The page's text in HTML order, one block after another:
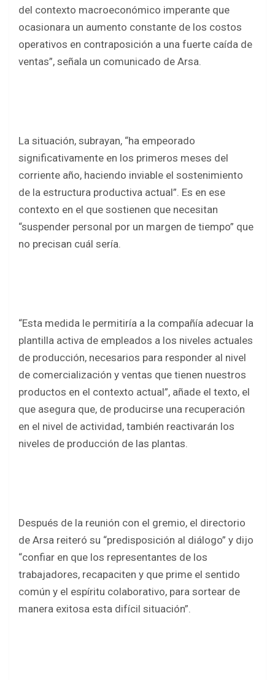
del contexto macroeconómico imperante que
ocasionara un aumento constante de los costos
operativos en contraposición a una fuerte caída de
ventas”, señala un comunicado de Arsa.
La situación, subrayan, “ha empeorado
significativamente en los primeros meses del
corriente año, haciendo inviable el sostenimiento
de la estructura productiva actual”. Es en ese
contexto en el que sostienen que necesitan
“suspender personal por un margen de tiempo” que
no precisan cuál sería.
“Esta medida le permitiría a la compañía adecuar la
plantilla activa de empleados a los niveles actuales
de producción, necesarios para responder al nivel
de comercialización y ventas que tienen nuestros
productos en el contexto actual”, añade el texto, el
que asegura que, de producirse una recuperación
en el nivel de actividad, también reactivarán los
niveles de producción de las plantas.
Después de la reunión con el gremio, el directorio
de Arsa reiteró su “predisposición al diálogo” y dijo
“confiar en que los representantes de los
trabajadores, recapaciten y que prime el sentido
común y el espíritu colaborativo, para sortear de
manera exitosa esta difícil situación”.